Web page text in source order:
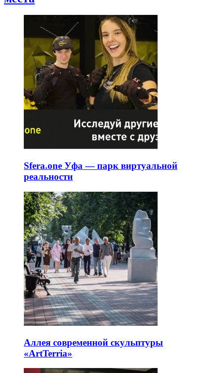
Sfera.one Уфа — парк виртуальной
реальности
Аллея современной скульптуры
«ArtTerria»